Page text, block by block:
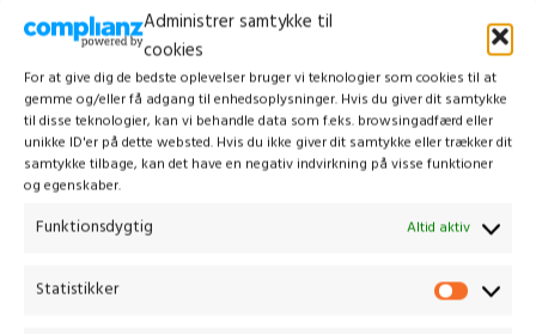
Administrer samtykke til
cookies
For at give dig de bedste oplevelser bruger vi teknologier som cookies til at
gemme og/eller få adgang til enhedsoplysninger. Hvis du giver dit samtykke
til disse teknologier, kan vi behandle data som f.eks. browsingadfærd eller
unikke ID'er på dette websted. Hvis du ikke giver dit samtykke eller trækker dit
samtykke tilbage, kan det have en negativ indvirkning på visse funktioner
og egenskaber.
Funktionsdygtig Altid aktiv
Statistikker